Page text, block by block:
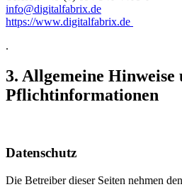
info@digitalfabrix.de
https://www.digitalfabrix.de
.
3. Allgemeine Hinweise
Pflichtinformationen
Datenschutz
Die Betreiber dieser Seiten nehmen